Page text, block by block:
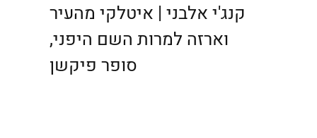
קנג'י אלבני | איטלקי מהעיר
וארזה למרות השם היפני,
סופר פיקשן